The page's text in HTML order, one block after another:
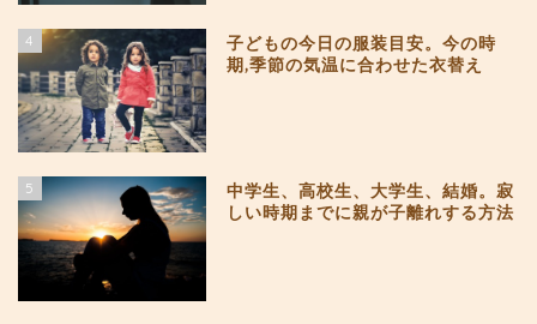
4
子どもの今日の服装目安。今の時
期,季節の気温に合わせた衣替え
5
中学生、高校生、大学生、結婚。寂
しい時期までに親が子離れする方法